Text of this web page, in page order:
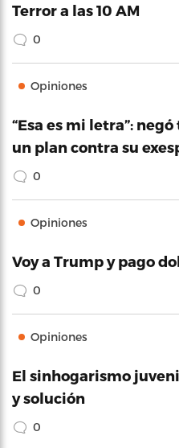
Terror a las 10 AM
0
Opiniones
“Esa es mi letra”:
un plan contra su
0
Opiniones
Voy a Trump y pago
0
Opiniones
El sinhogarismo
y solución
0